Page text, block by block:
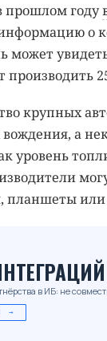
прошлом году
о
может
крупных
а
уровень
планшеты
в ИБ: не
→